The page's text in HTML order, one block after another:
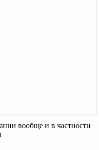
вообще и в частности